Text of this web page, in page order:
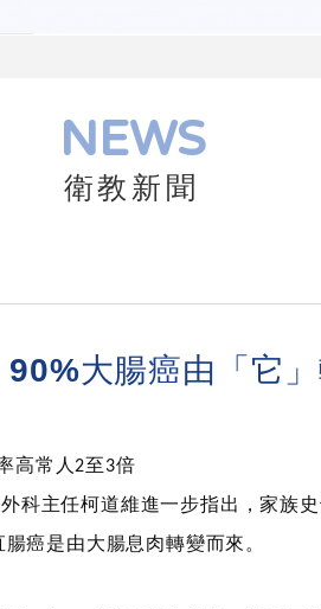
NEWS
衛教新聞
大腸癌由「它
常人 2至3倍
科主任柯道維進一步指出，家族
腸癌是由大腸息肉轉變而來。